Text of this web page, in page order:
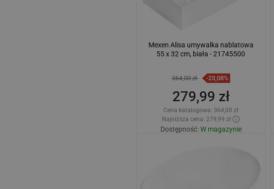
Mexen Alisa umywalka nablatowa
55 x 32 cm, biała - 21745500
364,00 zł -23,08%
279,99 zł
Cena katalogowa: 364,00 zł
Najniższa cena: 279,99 zł
Dostępność:W magazynie